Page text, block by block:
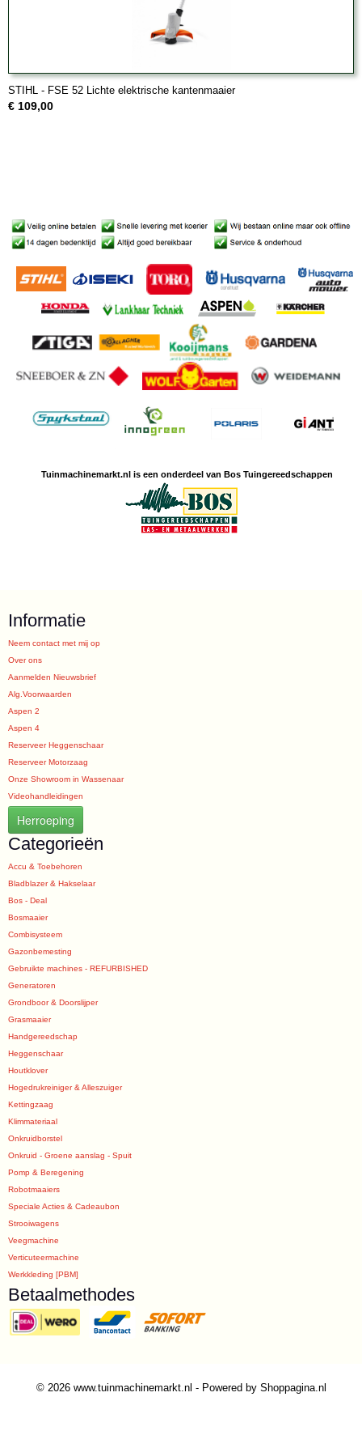
STIHL - FSE 52 Lichte elektrische kantenmaaier
€ 109,00
Tuinmachinemarkt.nl is een onderdeel van Bos Tuingereedschappen
Informatie
Neem contact met mij op
Over ons
Aanmelden Nieuwsbrief
Alg.Voorwaarden
Aspen 2
Aspen 4
Reserveer Heggenschaar
Reserveer Motorzaag
Onze Showroom in Wassenaar
Videohandleidingen
Herroeping
Categorieën
Accu & Toebehoren
Bladblazer & Hakselaar
Bos - Deal
Bosmaaier
Combisysteem
Gazonbemesting
Gebruikte machines - REFURBISHED
Generatoren
Grondboor & Doorslijper
Grasmaaier
Handgereedschap
Heggenschaar
Houtklover
Hogedrukreiniger & Alleszuiger
Kettingzaag
Klimmateriaal
Onkruidborstel
Onkruid - Groene aanslag - Spuit
Pomp & Beregening
Robotmaaiers
Speciale Acties & Cadeaubon
Strooiwagens
Veegmachine
Verticuteermachine
Werkkleding [PBM]
Betaalmethodes
© 2026 www.tuinmachinemarkt.nl - Powered by Shoppagina.nl